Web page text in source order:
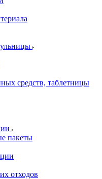
средств, таблетницы
пакеты
отходов